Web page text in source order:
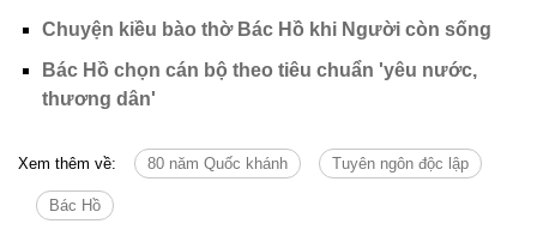
Chuyện kiều bào thờ Bác Hồ khi Người còn sống
Bác Hồ chọn cán bộ theo tiêu chuẩn 'yêu nước,
thương dân'
Xem thêm về: 80 năm Quốc khánh Tuyên ngôn độc lập
Bác Hồ